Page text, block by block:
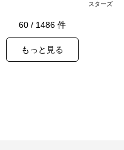
スターズ
60 / 1486 件
もっと見る